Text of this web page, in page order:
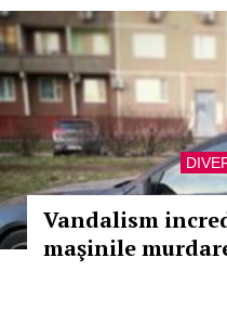
Vandalism
maşinile